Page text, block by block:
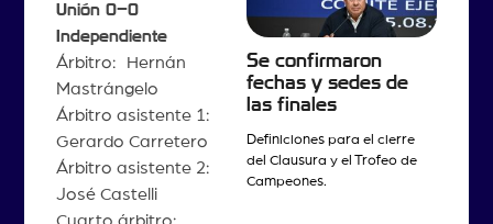
Unión 0–0
Independiente
Árbitro: Hernán
Mastrángelo
Árbitro asistente 1:
Gerardo Carretero
Árbitro asistente 2:
José Castelli
Se confirmaron
fechas y sedes de
las finales
Definiciones para el cierre
del Clausura y el Trofeo de
Campeones.